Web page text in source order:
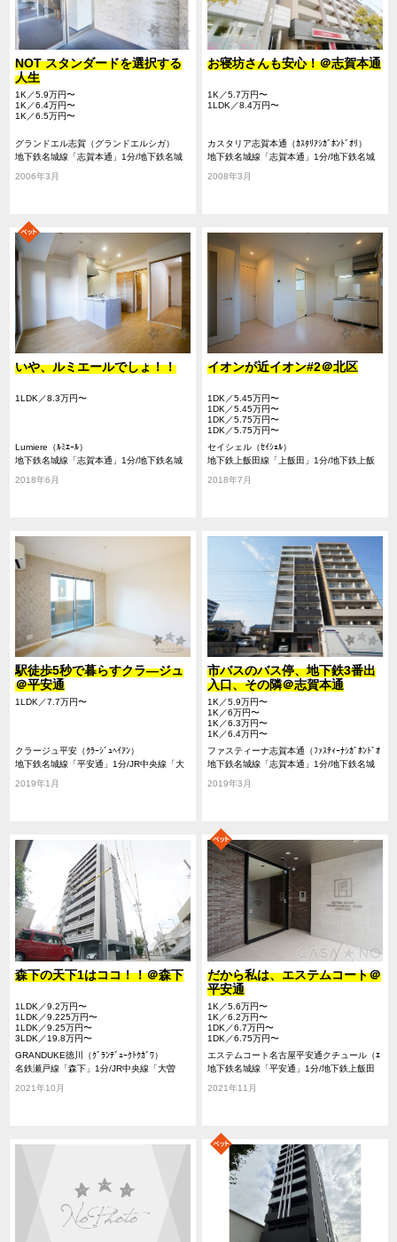
NOT スタンダードを選択する
人生
1K／5.9万円〜
1K／6.4万円〜
1K／6.5万円〜
グランドエル志賀（グランドエルシガ）
地下鉄名城線「志賀本通」1分/地下鉄名城
2006年3月
お寝坊さんも安心！＠志賀本通
1K／5.7万円〜
1LDK／8.4万円〜
カスタリア志賀本通（ｶｽﾀﾘｱｼｶﾞﾎﾝﾄﾞｵﾘ）
地下鉄名城線「志賀本通」1分/地下鉄名城
2008年3月
いや、ルミエールでしょ！！
1LDK／8.3万円〜
Lumiere（ﾙﾐｴｰﾙ）
地下鉄名城線「志賀本通」1分/地下鉄名城
2018年6月
イオンが近イオン#2＠北区
1DK／5.45万円〜
1DK／5.45万円〜
1DK／5.75万円〜
1DK／5.75万円〜
セイシェル（ｾｲｼｪﾙ）
地下鉄上飯田線「上飯田」1分/地下鉄上飯
通」17分
2018年7月
駅徒歩5秒で暮らすクラ―ジュ
＠平安通
1LDK／7.7万円〜
クラージュ平安（ｸﾗｰｼﾞｭﾍｲｱﾝ）
地下鉄名城線「平安通」1分/JR中央線「大
曽根」13分/地下鉄上飯田線「上飯田」10分
2019年1月
市バスのバス停、地下鉄3番出
入口、その隣＠志賀本通
1K／5.9万円〜
1K／6万円〜
1K／6.3万円〜
1K／6.4万円〜
ファスティーナ志賀本通（ﾌｧｽﾃｨｰﾅｼｶﾞﾎﾝﾄﾞｵ
ﾘ）
地下鉄名城線「志賀本通」1分/地下鉄名城
線「平安通」11分/名鉄瀬戸線「尼ヶ坂」13
2019年3月
森下の天下1はココ！！＠森下
1LDK／9.2万円〜
1LDK／9.225万円〜
1LDK／9.25万円〜
3LDK／19.8万円〜
GRANDUKE徳川（ｸﾞﾗﾝﾃﾞｭｰｸﾄｸｶﾞﾜ）
名鉄瀬戸線「森下」1分/JR中央線「大曽
2021年10月
だから私は、エステムコート＠
平安通
1K／5.6万円〜
1K／6.2万円〜
1DK／6.7万円〜
1DK／6.75万円〜
エステムコート名古屋平安通クチュール（ｴ
ｽﾃﾑｺｰﾄﾅｺﾞﾔﾍｲｱﾝﾄﾞｵﾘｸﾁｭｰﾙ）
地下鉄名城線「平安通」1分/地下鉄上飯田
2021年11月